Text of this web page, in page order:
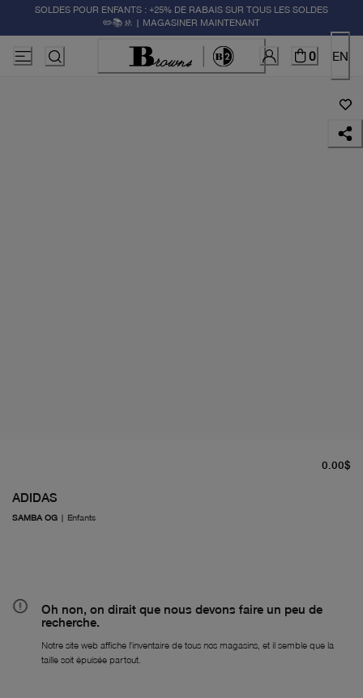
SOLDES POUR ENFANTS : +25% DE RABAIS SUR TOUS LES SOLDES
✏️📚🚸 | MAGASINER MAINTENANT
0 EN
ADIDAS
SAMBA OG | Enfants
0.00$
Oh non, on dirait que nous devons faire un peu de
recherche.
Notre site web affiche l'inventaire de tous nos magasins, et il semble que la
taille soit épuisée partout.